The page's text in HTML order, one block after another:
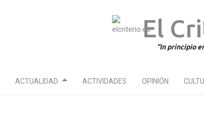
El
In principio
ACTUALIDAD ACTIVIDADES OPINIÓN